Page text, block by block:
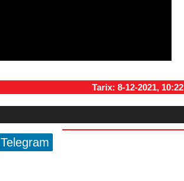
Tarix: 8-12-2021, 10:22
Telegram